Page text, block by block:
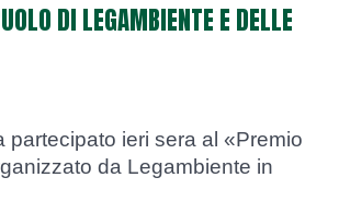
DI LEGAMBIENTE E DELLE
partecipato ieri sera al «Premio
da Legambiente in